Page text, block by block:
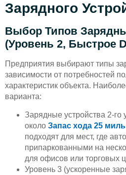
Зарядного
Выбор Типов
(уровень 2, Быстрое
Предприятия выбирают типы
зависимости от потребностей
характеристик объекта.
варианта:
Зарядные устройства 2-го
около Запас хода 25
подходят для мест, где
припаркованными на
для офисов или торговых
Уровень 3 (ускоренные